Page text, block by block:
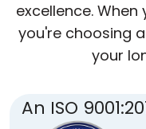
excellence. When
you're choosing
your
An ISO